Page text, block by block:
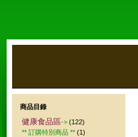
商品目錄
健康食品區-> (122)
** 訂購特別商品 ** (1)